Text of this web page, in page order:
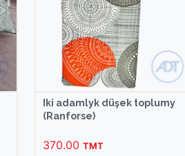
Iki adamlyk düşek toplumy
(Ranforse)
370.00 TMT